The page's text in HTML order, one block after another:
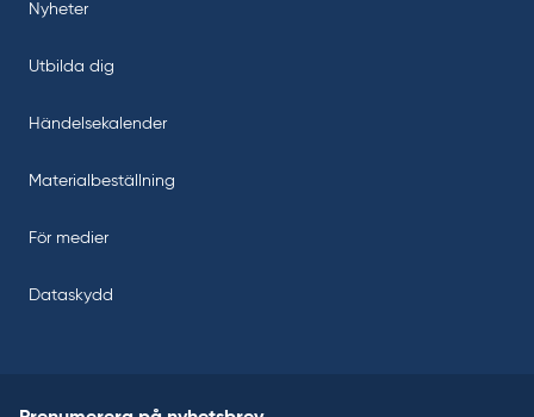
Nyheter
Utbilda dig
Händelsekalender
Materialbeställning
För medier
Dataskydd